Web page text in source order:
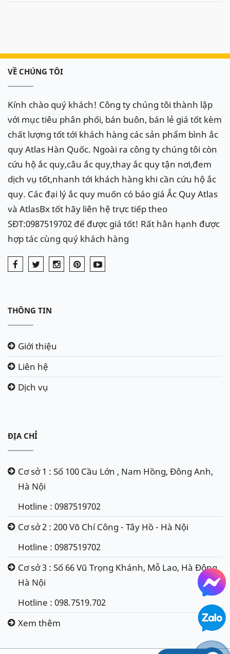
VỀ CHÚNG TÔI
Kính chào quý khách! Công ty chúng tôi thành lập
với mục tiêu phân phối, bán buôn, bán lẻ giá tốt kèm
chất lượng tốt tới khách hàng các sản phẩm bình ắc
quy Atlas Hàn Quốc. Ngoài ra công ty chúng tôi còn
cứu hộ ắc quy,câu ắc quy,thay ắc quy tận nơi,đem
dịch vụ tốt,nhanh tới khách hàng khi cần cứu hộ ắc
quy. Các đại lý ắc quy muốn có báo giá Ắc Quy Atlas
và AtlasBx tốt hãy liên hệ trực tiếp theo
SĐT:0987519702 để được giá tốt! Rất hân hạnh được
hợp tác cùng quý khách hàng
THÔNG TIN
Giới thiệu
Liên hệ
Dịch vụ
ĐỊA CHỈ
Cơ sở 1 : Số 100 Cầu Lớn , Nam Hồng, Đông Anh,
Hà Nội
Hotline : 0987519702
Cơ sở 2 : 200 Võ Chí Công - Tây Hồ - Hà Nội
Hotline : 0987519702
Cơ sở 3 : Số 66 Vũ Trọng Khánh, Mỗ Lao, Hà Đông,
Hà Nội
Hotline : 098.7519.702
Xem thêm